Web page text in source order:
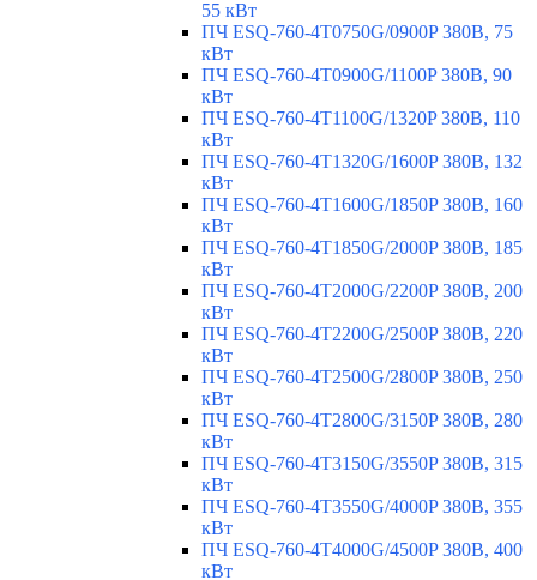
55 кВт
ПЧ ESQ-760-4T0750G/0900P 380В, 75
кВт
ПЧ ESQ-760-4T0900G/1100P 380В, 90
кВт
ПЧ ESQ-760-4T1100G/1320P 380В, 110
кВт
ПЧ ESQ-760-4T1320G/1600P 380В, 132
кВт
ПЧ ESQ-760-4T1600G/1850P 380В, 160
кВт
ПЧ ESQ-760-4T1850G/2000P 380В, 185
кВт
ПЧ ESQ-760-4T2000G/2200P 380В, 200
кВт
ПЧ ESQ-760-4T2200G/2500P 380В, 220
кВт
ПЧ ESQ-760-4T2500G/2800P 380В, 250
кВт
ПЧ ESQ-760-4T2800G/3150P 380В, 280
кВт
ПЧ ESQ-760-4T3150G/3550P 380В, 315
кВт
ПЧ ESQ-760-4T3550G/4000P 380В, 355
кВт
ПЧ ESQ-760-4T4000G/4500P 380В, 400
кВт